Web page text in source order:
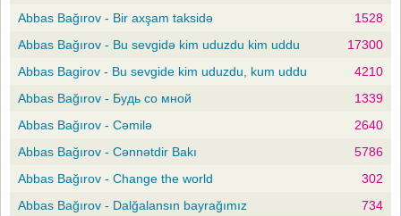
Abbas Bağırov - Bir axşam taksidə
1528
Abbas Bağırov - Bu sevgidə kim uduzdu kim uddu
17300
Abbas Bagirov - Bu sevgide kim uduzdu, kum uddu
4210
Abbas Bağırov - Будь со мной
1339
Abbas Bağırov - Cəmilə
2640
Abbas Bağırov - Cənnətdir Bakı
5786
Abbas Bağırov - Change the world
302
Abbas Bağırov - Dalğalansın bayrağımız
734